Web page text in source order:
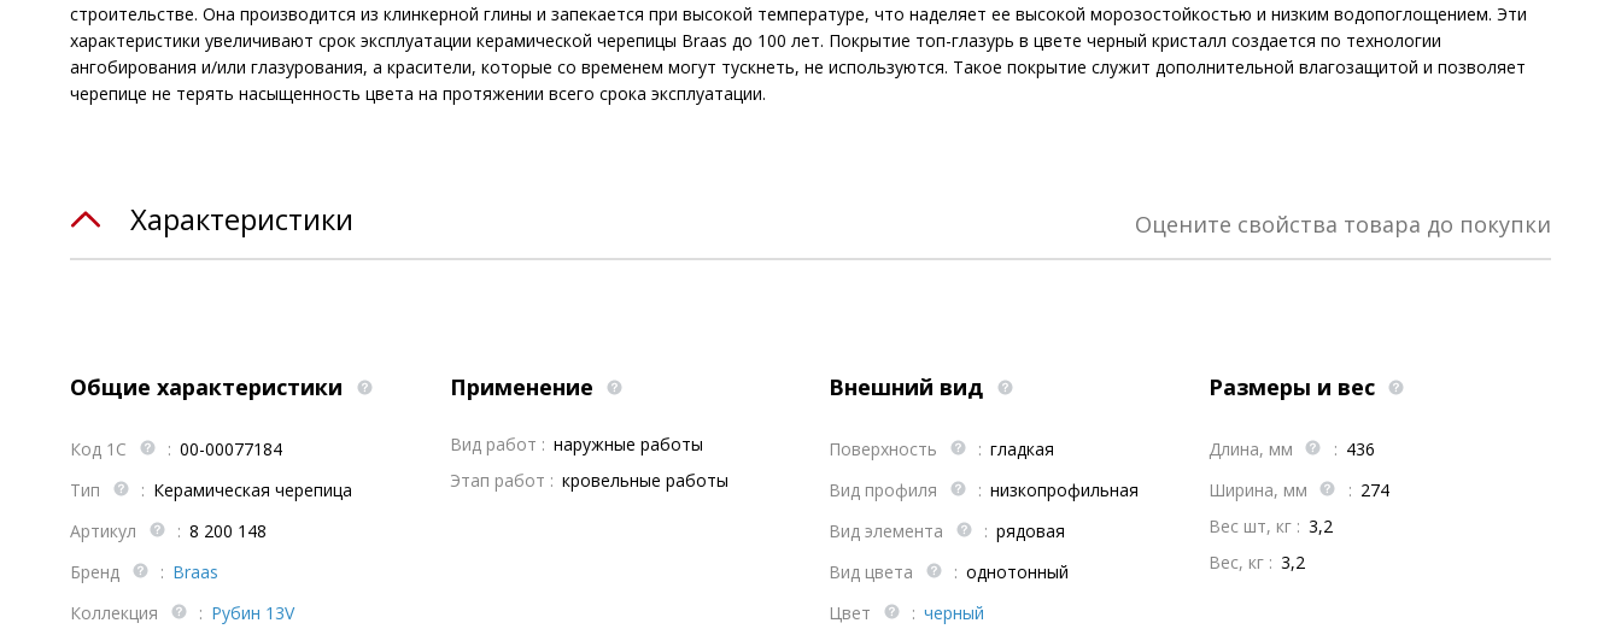
строительстве. Она производится из клинкерной глины и запекается при высокой температуре, что наделяет ее высокой морозостойкостью и низким водопоглощением. Эти
характеристики увеличивают срок эксплуатации керамической черепицы Braas до 100 лет. Покрытие топ-глазурь в цвете черный кристалл создается по технологии
ангобирования и/или глазурования, а красители, которые со временем могут тускнеть, не используются. Такое покрытие служит дополнительной влагозащитой и позволяет
черепице не терять насыщенность цвета на протяжении всего срока эксплуатации.
Оцените свойства товара до покупки
Характеристики
Общие характеристики
Код 1С : 00-00077184
Тип
: Керамическая черепица
Артикул
: 8 200 148
Бренд
: Braas
Коллекция
: Рубин 13V
Применение
Вид работ : наружные работы
Этап работ : кровельные работы
Внешний вид
Поверхность : гладкая
Вид профиля
: низкопрофильная
Вид элемента
: рядовая
Вид цвета
: однотонный
Цвет
: черный
Размеры и вес
Длина, мм : 436
Ширина, мм
: 274
Вес шт, кг : 3,2
Вес, кг : 3,2